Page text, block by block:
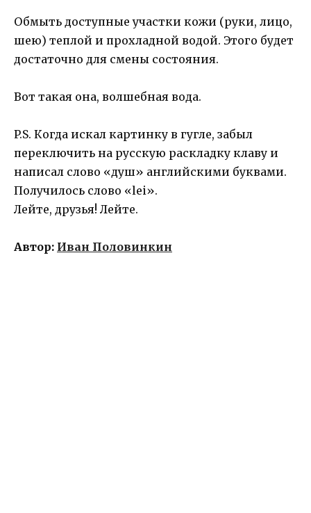
Обмыть доступные участки кожи (руки, лицо,
шею) теплой и прохладной водой. Этого будет
достаточно для смены состояния.
Вот такая она, волшебная вода.
P.S. Когда искал картинку в гугле, забыл
переключить на русскую раскладку клаву и
написал слово «душ» английскими буквами.
Получилось слово «lei».
Лейте, друзья! Лейте.
Автор: Иван Половинкин